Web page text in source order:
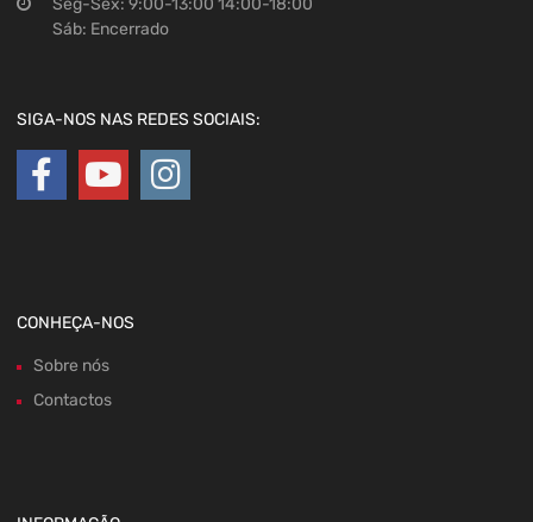
Seg-Sex: 9:00-13:00 14:00-18:00
Sáb: Encerrado
SIGA-NOS NAS REDES SOCIAIS:
CONHEÇA-NOS
Sobre nós
Contactos